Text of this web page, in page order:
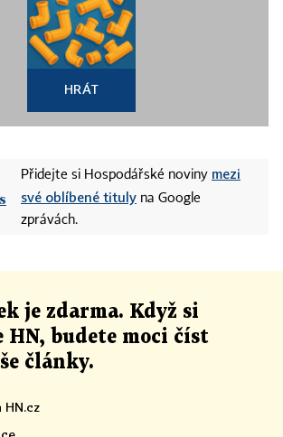
HRÁT
Přidejte si Hospodářské noviny mezi
své oblíbené tituly na Google
zprávách.
je zdarma. Když si
budete moci číst
články.
HN.cz